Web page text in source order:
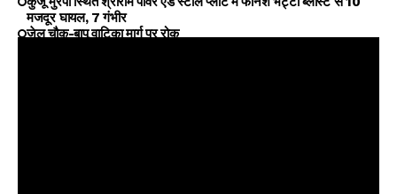
मजदूर घायल, 7 गंभीर
जेल चौक-बापू वाटिका मार्ग पर रोक